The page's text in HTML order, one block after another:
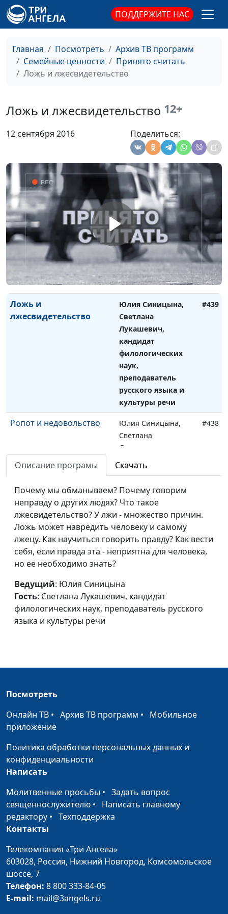
ПОДДЕРЖИТЕ НАС
Главная Посмотреть
Архив ТВ программ
Семейные ценности
Принято считать
Ложь и лжесвидетельство
Ложь и лжесвидетельство 12+
12 сентября 2016 Поделиться:
Лукашевич,
кандидат
наук, преподаватель
русского языка и
культуры речи
Лукашевич,
филологических
наук, преподаватель
русского языка и
культуры речи
Критика и упрёки
Юлия Синицына,
Светлана
Лукашевич,
кандидат
филологических
наук, преподаватель
русского языка и
культуры речи
#440
Ложь и
лжесвидетельство
Юлия Синицына,
Светлана
Лукашевич,
кандидат
филологических
наук,
преподаватель
русского языка и
культуры речи
#439
Ропот и недовольство
Юлия Синицына,
Светлана
Лукашевич,
русского языка и
культуры речи
#438
Гнев
Юлия Синицына,
Светлана
Лукашевич,
русского языка и
культуры речи
русского языка и
Говорить ли всю правду?
филологических
наук, преподаватель
Польза и вред похвалы
Светлана
Описание програмы Скачать
Почему мы обманываем? Почему говорим
неправду о других людях? Что такое
лжесвидетельство? У лжи - множество причин.
Ложь может навредить человеку и самому
лжецу. Как научиться говорить правду? Как вести
себя, если правда эта - неприятна для человека,
но ее необходимо знать?
Ведущий: Юлия Синицына
Гость: Светлана Лукашевич, кандидат
филологических наук, преподаватель русского
языка и культуры речи
Посмотреть
Онлайн ТВ • Архив ТВ программ • Мобильное
приложение
Политика обработки персональных данных и
конфиденциальности
Написать
Молитвенные просьбы • Задать вопрос
священнослужителю • Написать главному
редактору • Техподдержка
Контакты
Телекомпания «Три Ангела»
603028, Россия, Нижний Новгород, Комсомольское
шоссе, 7
Телефон: 8 800 333-84-05
E-mail: mail@3angels.ru